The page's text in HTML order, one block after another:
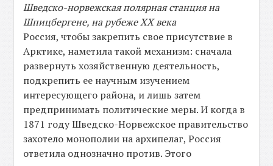
Шведско-норвежская полярная станция на
Шпицбергене, на рубеже XX века
Россия, чтобы закрепить свое присутствие в
Арктике, наметила такой механизм: сначала
развернуть хозяйственную деятельность,
подкрепить ее научным изучением
интересующего района, и лишь затем
предпринимать политические меры. И когда в
1871 году Шведско-Норвежское правительство
захотело монополии на архипелаг, Россия
ответила однозначно против. Этого